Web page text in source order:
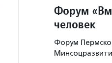
Форум
человек
Форум